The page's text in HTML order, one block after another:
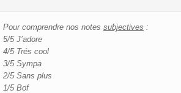
Pour comprendre nos notes subjectives :
5/5 J’adore
4/5 Trés cool
3/5 Sympa
2/5 Sans plus
1/5 Bof